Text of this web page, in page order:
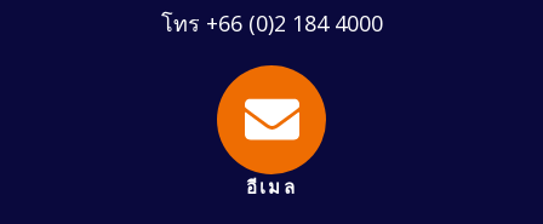
โทร +66 (0)2 184 4000
อีเมล